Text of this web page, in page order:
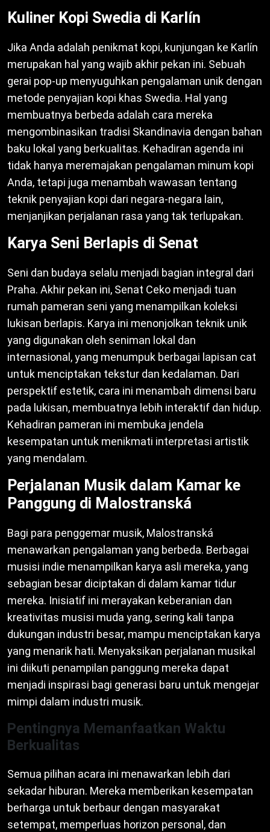
Kuliner Kopi Swedia di Karlín
Jika Anda adalah penikmat kopi, kunjungan ke Karlín
merupakan hal yang wajib akhir pekan ini. Sebuah
gerai pop-up menyuguhkan pengalaman unik dengan
metode penyajian kopi khas Swedia. Hal yang
membuatnya berbeda adalah cara mereka
mengombinasikan tradisi Skandinavia dengan bahan
baku lokal yang berkualitas. Kehadiran agenda ini
tidak hanya meremajakan pengalaman minum kopi
Anda, tetapi juga menambah wawasan tentang
teknik penyajian kopi dari negara-negara lain,
menjanjikan perjalanan rasa yang tak terlupakan.
Karya Seni Berlapis di Senat
Seni dan budaya selalu menjadi bagian integral dari
Praha. Akhir pekan ini, Senat Ceko menjadi tuan
rumah pameran seni yang menampilkan koleksi
lukisan berlapis. Karya ini menonjolkan teknik unik
yang digunakan oleh seniman lokal dan
internasional, yang menumpuk berbagai lapisan cat
untuk menciptakan tekstur dan kedalaman. Dari
perspektif estetik, cara ini menambah dimensi baru
pada lukisan, membuatnya lebih interaktif dan hidup.
Kehadiran pameran ini membuka jendela
kesempatan untuk menikmati interpretasi artistik
yang mendalam.
Perjalanan Musik dalam Kamar ke
Panggung di Malostranská
Bagi para penggemar musik, Malostranská
menawarkan pengalaman yang berbeda. Berbagai
musisi indie menampilkan karya asli mereka, yang
sebagian besar diciptakan di dalam kamar tidur
mereka. Inisiatif ini merayakan keberanian dan
kreativitas musisi muda yang, sering kali tanpa
dukungan industri besar, mampu menciptakan karya
yang menarik hati. Menyaksikan perjalanan musikal
ini diikuti penampilan panggung mereka dapat
menjadi inspirasi bagi generasi baru untuk mengejar
mimpi dalam industri musik.
Pentingnya Memanfaatkan Waktu
Berkualitas
Semua pilihan acara ini menawarkan lebih dari
sekadar hiburan. Mereka memberikan kesempatan
berharga untuk berbaur dengan masyarakat
setempat, memperluas horizon personal, dan